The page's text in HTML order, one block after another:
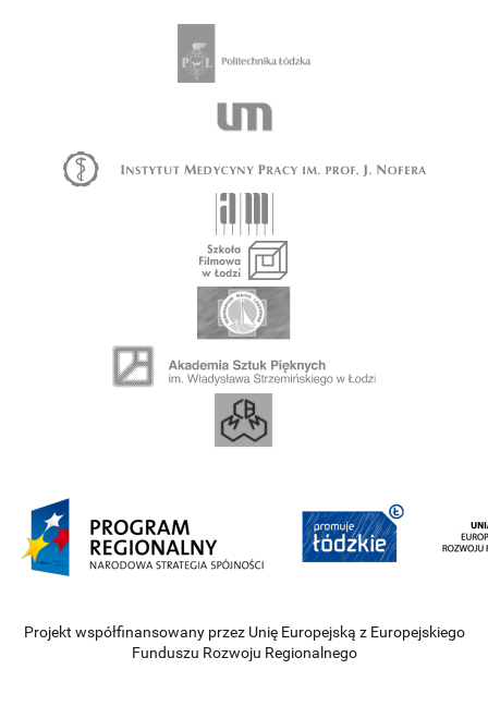
Projekt współfinansowany przez Unię Europejską z Europejskiego
Funduszu Rozwoju Regionalnego